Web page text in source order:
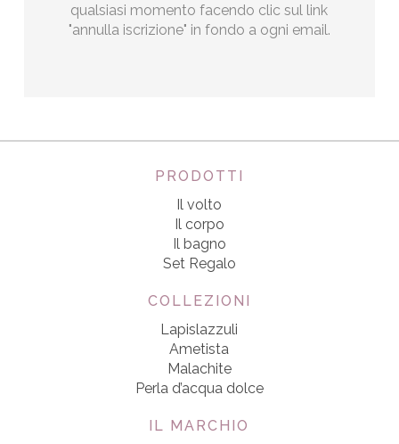
qualsiasi momento facendo clic sul link
"annulla iscrizione" in fondo a ogni email.
PRODOTTI
Il volto
Il corpo
Il bagno
Set Regalo
COLLEZIONI
Lapislazzuli
Ametista
Malachite
Perla d’acqua dolce
IL MARCHIO